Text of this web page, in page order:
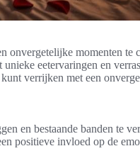
onvergetelijke momenten
eetervaringen en
verrijken met een
en bestaande banden te
positieve invloed op de